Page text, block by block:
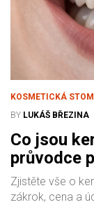
KOSMETICKÁ
BY LUKÁŠ BŘEZINA
Co jsou
průvodce
Zjistěte vše o
zákrok, cena a